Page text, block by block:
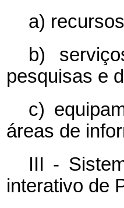
a)
b)
pesquisas e
c)
áreas de
III -
interativo de